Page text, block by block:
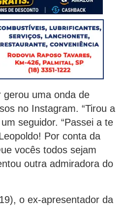
uma onda de
no Instagram. “Tirou a
seguidor. “Passei a te
Por conta da
vocês todos sejam
outra admiradora do
o ex-apresentador da